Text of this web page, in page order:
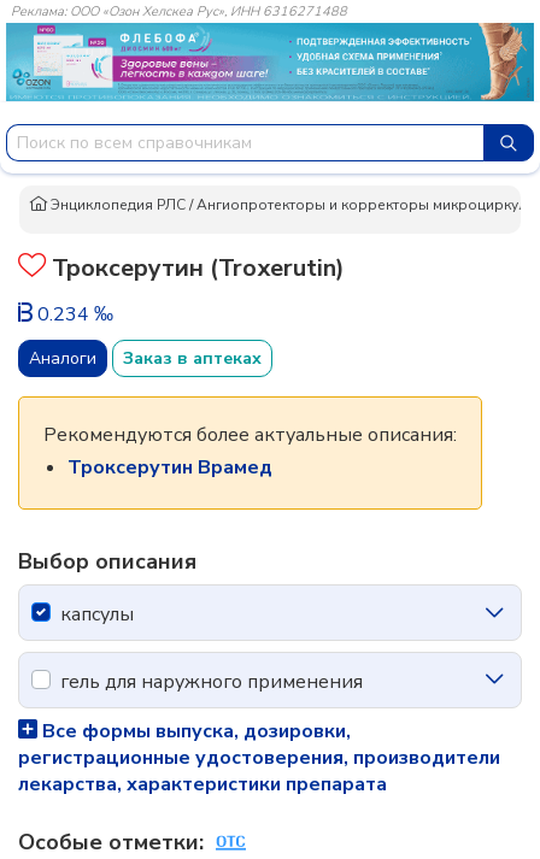
Реклама: ООО «Озон Хелскеа Рус», ИНН 6316271488
Энциклопедия РЛС/Ангиопротекторы и корректоры
Троксерутин (Troxerutin)
0.234 ‰
Аналоги Заказ в аптеках
Рекомендуются более актуальные описания:
Троксерутин Врамед
Выбор описания
капсулы
гель для наружного применения
Все формы выпуска, дозировки,
регистрационные удостоверения, производители
лекарства, характеристики препарата
Особые отметки: